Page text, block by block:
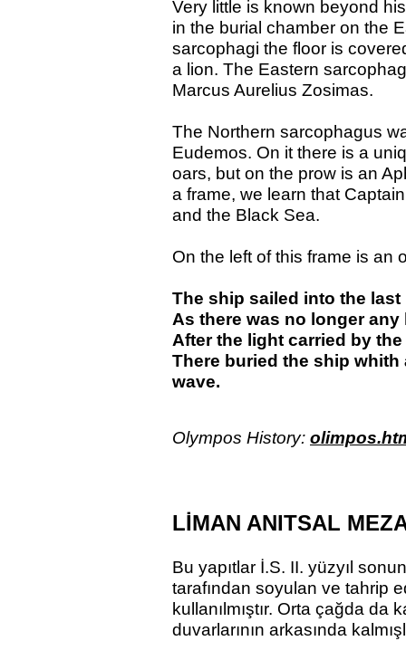
Very little is known beyond
in the burial chamber on the
sarcophagi the floor is
a lion. The Eastern
Marcus Aurelius Zosimas.
The Northern sarcophagus
Eudemos. On it there is a
oars, but on the prow is an
a frame, we learn that
and the Black Sea.
On the left of this frame is an
The ship sailed into the
As there was no longer
After the light carried by
There buried the ship whith
wave.
Olympos History:
LİMAN ANITSAL
Bu yapıtlar İ.S. II. yüzyıl
tarafından soyulan ve tahrip
kullanılmıştır. Orta çağda
duvarlarının arkasında